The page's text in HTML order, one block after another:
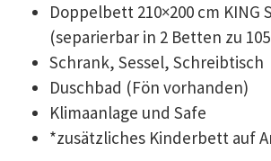
Doppelbett 210×200 cm KING
(separierbar in 2 Betten zu
Schrank, Sessel, Schreibtisch
Duschbad (Fön vorhanden)
Klimaanlage und Safe
*zusätzliches Kinderbett auf